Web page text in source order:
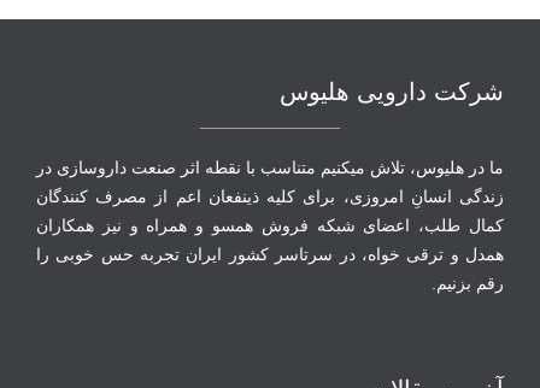
شرکت دارویی هلیوس
ما در هلیوس، تلاش می‏کنیم متناسب با نقطه‏ اثر صنعت داروسازی در
زندگی انسانِ امروزی، برای کلیه ذینفعان اعم از مصرف‏ کنندگان
‏کمال طلب، اعضای شبکه فروش همسو و همراه و نیز همکاران
همدل و ترقی‏ خواه، در سرتاسر کشور ایران تجربه حس خوبی را
رقم بزنیم.